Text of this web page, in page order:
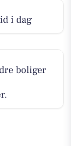
i dag
boliger